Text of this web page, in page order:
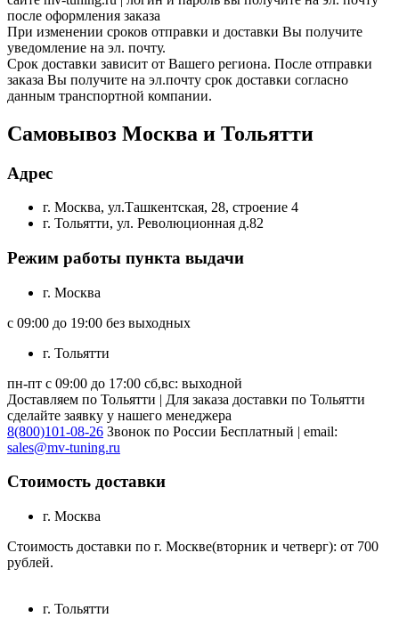
после оформления заказа
При изменении сроков отправки и доставки Вы получите
уведомление на эл. почту.
Срок доставки зависит от Вашего региона. После отправки
заказа Вы получите на эл.почту срок доставки согласно
данным транспортной компании.
Самовывоз Москва и Тольятти
Адрес
г. Москва, ул.Ташкентская, 28, строение 4
г. Тольятти, ул. Революционная д.82
Режим работы пункта выдачи
г. Москва
с 09:00 до 19:00 без выходных
г. Тольятти
пн-пт с 09:00 до 17:00 сб,вс: выходной
Доставляем по Тольятти | Для заказа доставки по Тольятти
сделайте заявку у нашего менеджера
8(800)101-08-26 Звонок по России Бесплатный | email:
sales@mv-tuning.ru
Стоимость доставки
г. Москва
Стоимость доставки по г. Москве(вторник и четверг): от 700
рублей.
г. Тольятти